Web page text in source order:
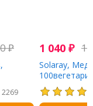
₽
125
2269
1 040 ₽ 1
Solaray,
капсул